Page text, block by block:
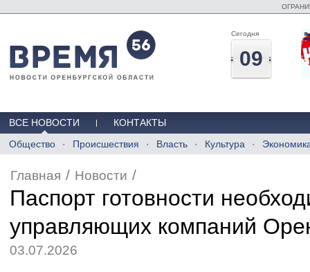
Сегодня
09
ВСЕ НОВОСТИ
КОНТАКТЫ
Общество
Происшествия Власть Культура
Главная / Новости /
Паспорт готовности
управляющих компаний
03.07.2026